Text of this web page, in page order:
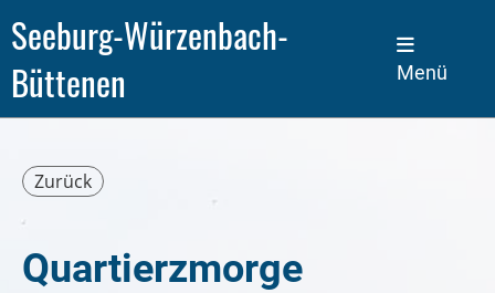
Seeburg-Würzenbach-
Büttenen
Menü
Zurück
Quartierzmorge